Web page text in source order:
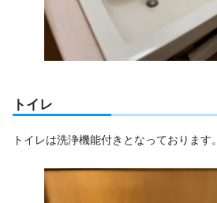
トイレ
トイレは洗浄機能付きとなっております。